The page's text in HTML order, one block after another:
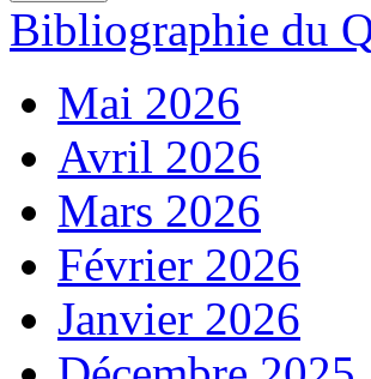
Bibliographie du
Mai 2026
Avril 2026
Mars 2026
Février 2026
Janvier 2026